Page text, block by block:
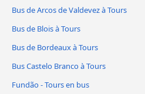
Bus de Arcos de Valdevez à Tours
Bus de Blois à Tours
Bus de Bordeaux à Tours
Bus Castelo Branco à Tours
Fundão - Tours en bus